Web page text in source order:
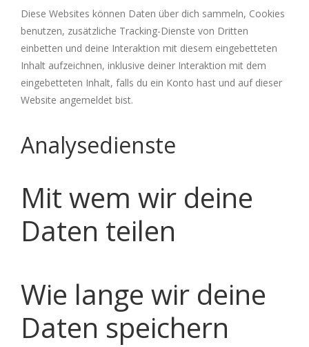
Diese Websites können Daten über dich sammeln, Cookies
benutzen, zusätzliche Tracking-Dienste von Dritten
einbetten und deine Interaktion mit diesem eingebetteten
Inhalt aufzeichnen, inklusive deiner Interaktion mit dem
eingebetteten Inhalt, falls du ein Konto hast und auf dieser
Website angemeldet bist.
Analysedienste
Mit wem wir deine
Daten teilen
Wie lange wir deine
Daten speichern